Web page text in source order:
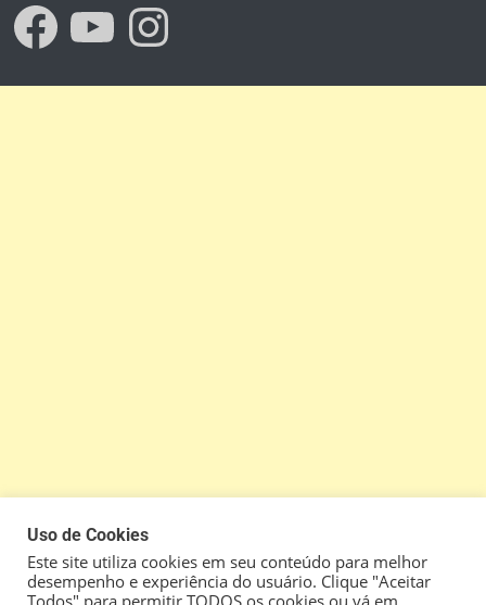
Uso de Cookies
Este site utiliza cookies em seu conteúdo para melhor
desempenho e experiência do usuário. Clique "Aceitar
Todos" para permitir TODOS os cookies ou vá em